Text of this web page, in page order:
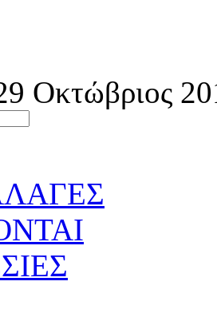
Οκτώβριος